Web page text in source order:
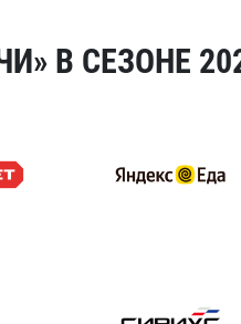
В СЕЗОНЕ